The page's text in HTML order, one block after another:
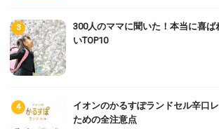
300人のママに聞いた！本当に喜
いTOP10
イオンのかるすぽランドセル辛口
ための全注意点